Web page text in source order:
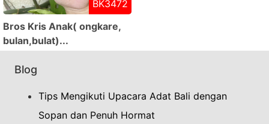
BK3472
Bros Kris Anak( ongkare,
bulan,bulat)...
Blog
Tips Mengikuti Upacara Adat Bali dengan
Sopan dan Penuh Hormat